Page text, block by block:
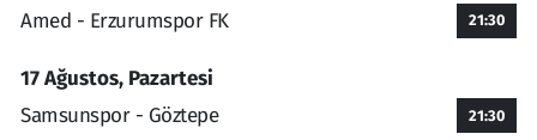
Amed - Erzurumspor FK 21:30
17 Ağustos, Pazartesi
Samsunspor - Göztepe
21:30